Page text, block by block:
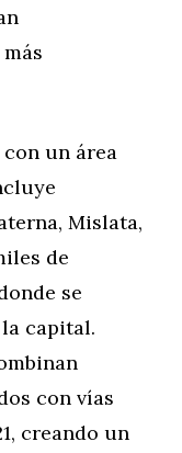
un área
Mislata,
de
se
capital.
con vías
creando un